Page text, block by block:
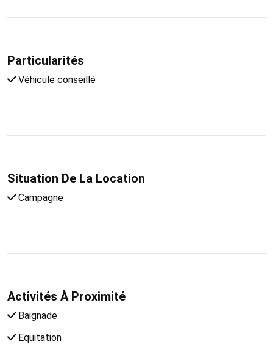
Particularités
Véhicule conseillé
Situation De La Location
Campagne
Activités À Proximité
Baignade
Equitation